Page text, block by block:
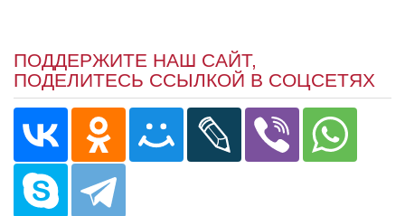
ПОДДЕРЖИТЕ НАШ САЙТ,
ПОДЕЛИТЕСЬ ССЫЛКОЙ В СОЦСЕТЯХ